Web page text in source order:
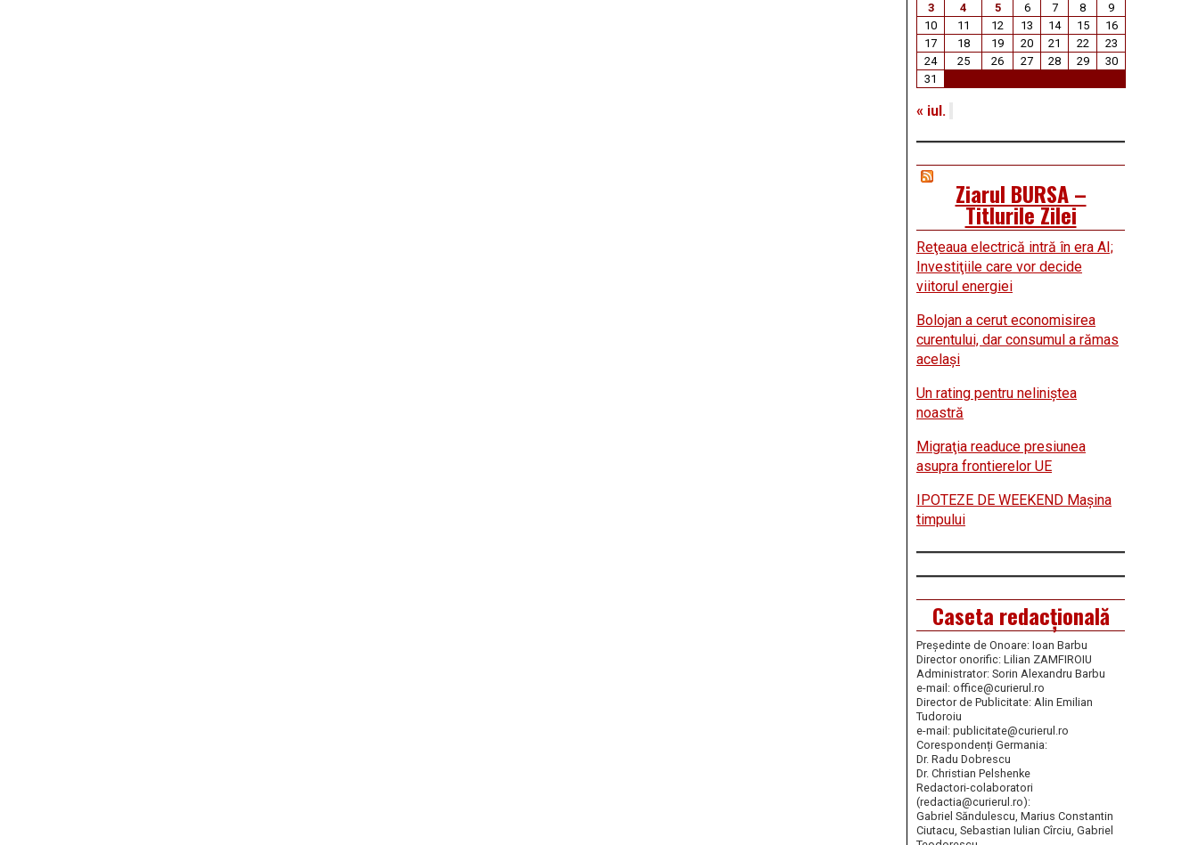
3
4 5 6 7 8
9
10
11 12 13 14 15
16
17
18 19 20 21 22
23
24
25 26 27 28 29
30
31
« iul.
Ziarul BURSA –
Titlurile Zilei
Reţeaua electrică intră în era AI;
Investiţiile care vor decide
viitorul energiei
Bolojan a cerut economisirea
curentului, dar consumul a rămas
acelaşi
Un rating pentru neliniştea
noastră
Migraţia readuce presiunea
asupra frontierelor UE
IPOTEZE DE WEEKEND Maşina
timpului
Caseta redacțională
Președinte de Onoare: Ioan Barbu
Director onorific: Lilian ZAMFIROIU
Administrator: Sorin Alexandru Barbu
e-mail: office@curierul.ro
Director de Publicitate: Alin Emilian
Tudoroiu
e-mail: publicitate@curierul.ro
Corespondenți Germania:
Dr. Radu Dobrescu
Dr. Christian Pelshenke
Redactori-colaboratori
(redactia@curierul.ro):
Gabriel Săndulescu, Marius Constantin
Ciutacu, Sebastian Iulian Cîrciu, Gabriel